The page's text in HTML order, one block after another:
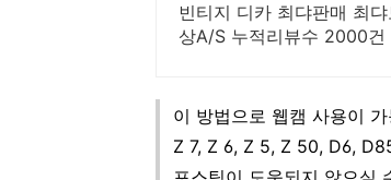
빈티지 디카 최댜판매 최
상A/S 누적리뷰수 2000
이 방법으로 웹캠 사용이
Z 7, Z 6, Z 5, Z 50, D6,